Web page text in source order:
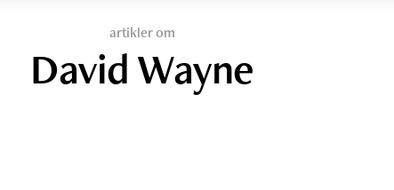
artikler om
David Wayne